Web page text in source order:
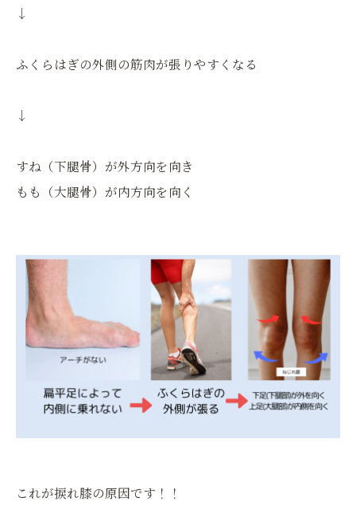
↓
ふくらはぎの外側の筋肉が張りやすくなる
↓
すね（下腿骨）が外方向を向き
もも（大腿骨）が内方向を向く
これが捩れ膝の原因です！！